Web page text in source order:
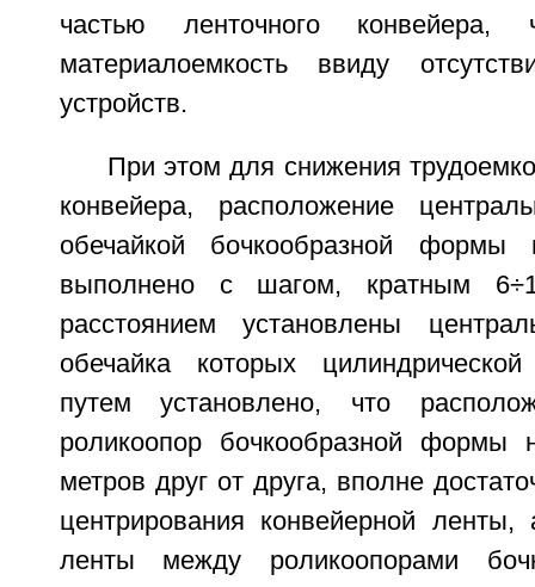
частью ленточного
материалоемкость ввиду
устройств.
При этом для снижения
конвейера, расположение
обечайкой бочкообразной формы
выполнено с шагом, кратным
расстоянием установлены
обечайка которых
путем установлено, что
роликоопор бочкообразной формы
метров друг от друга, вполне
центрирования конвейерной
ленты между роликоопорами